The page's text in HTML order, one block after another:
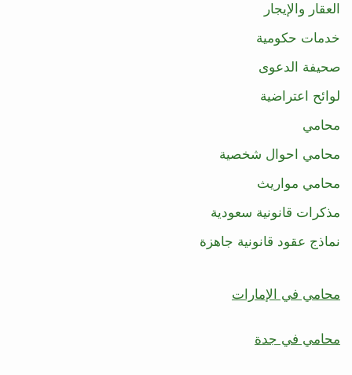
العقار والإيجار
خدمات حكومية
صحيفة الدعوى
لوائح اعتراضية
محامي
محامي احوال شخصية
محامي مواريث
مذكرات قانونية سعودية
نماذج عقود قانونية جاهزة
محامي في الإمارات
محامي في جدة